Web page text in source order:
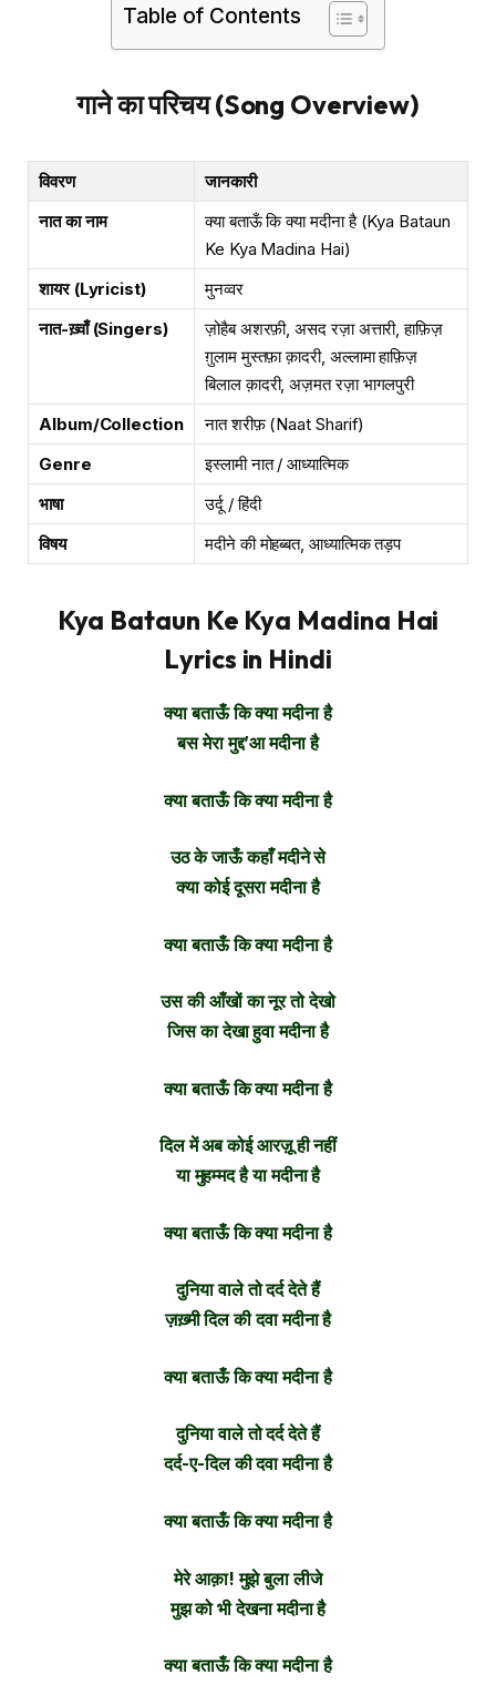
Table of Contents
गाने का परिचय (Song Overview)
विवरण
जानकारी
नात का नाम
क्या बताऊँ कि क्या मदीना है (Kya Bataun
Ke Kya Madina Hai)
शायर (Lyricist)
मुनव्वर
नात-ख़्वाँ (Singers)
ज़ोहैब अशरफ़ी, असद रज़ा अत्तारी, हाफ़िज़
ग़ुलाम मुस्तफ़ा क़ादरी, अल्लामा हाफ़िज़
बिलाल क़ादरी, अज़मत रज़ा भागलपुरी
Album/Collection
नात शरीफ़ (Naat Sharif)
Genre
इस्लामी नात / आध्यात्मिक
भाषा
उर्दू / हिंदी
विषय
मदीने की मोहब्बत, आध्यात्मिक तड़प
Kya Bataun Ke Kya Madina Hai
Lyrics in Hindi
क्या बताऊँ कि क्या मदीना है
बस मेरा मुद्द’आ मदीना है
क्या बताऊँ कि क्या मदीना है
उठ के जाऊँ कहाँ मदीने से
क्या कोई दूसरा मदीना है
क्या बताऊँ कि क्या मदीना है
उस की आँखों का नूर तो देखो
जिस का देखा हुवा मदीना है
क्या बताऊँ कि क्या मदीना है
दिल में अब कोई आरज़ू ही नहीं
या मुहम्मद है या मदीना है
क्या बताऊँ कि क्या मदीना है
दुनिया वाले तो दर्द देते हैं
ज़ख़्मी दिल की दवा मदीना है
क्या बताऊँ कि क्या मदीना है
दुनिया वाले तो दर्द देते हैं
दर्द-ए-दिल की दवा मदीना है
क्या बताऊँ कि क्या मदीना है
मेरे आक़ा! मुझे बुला लीजे
मुझ को भी देखना मदीना है
क्या बताऊँ कि क्या मदीना है